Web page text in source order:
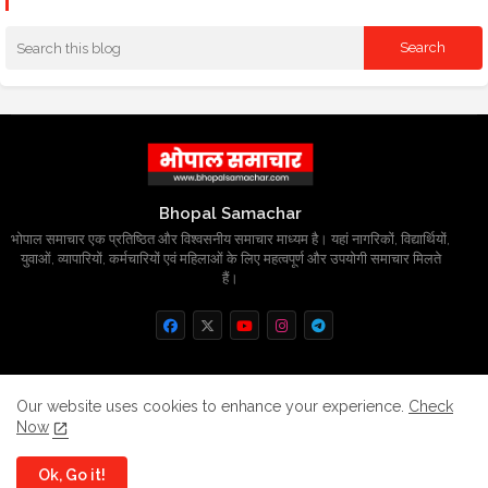
Bhopal Samachar
भोपाल समाचार एक प्रतिष्ठित और विश्वसनीय समाचार माध्यम है। यहां नागरिकों, विद्यार्थियों,
युवाओं, व्यापारियों, कर्मचारियों एवं महिलाओं के लिए महत्वपूर्ण और उपयोगी समाचार मिलते
हैं।
All Right Reserved Copyright
Home About Contact us
Privacy Policy
Our website uses cookies to enhance your experience. Check
Now
Ok, Go it!